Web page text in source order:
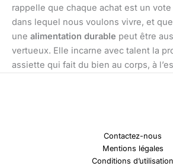
rappelle que chaque achat est un
dans lequel nous voulons vivre, et
une alimentation durable peut être
vertueux. Elle incarne avec talent la
assiette qui fait du bien au corps, à
Contactez-nous
Mentions légales
Conditions d’utilisation